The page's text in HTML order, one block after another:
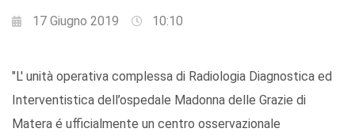
17 Giugno 2019 10:10
"L' unità operativa complessa di Radiologia Diagnostica ed
Interventistica dell’ospedale Madonna delle Grazie di
Matera é ufficialmente un centro osservazionale